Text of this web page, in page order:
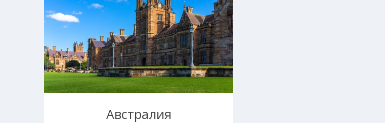
Австралия